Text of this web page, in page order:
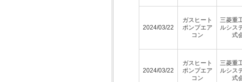
2024/03/22
ガスヒート
ポンプエア
コン
三菱重
ルシス
式
2024/03/22
ガスヒート
ポンプエア
コン
三菱重
ルシス
式